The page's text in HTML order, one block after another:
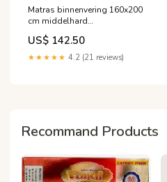
Matras binnenvering 160x200
cm middelhard
Upsell_kaarten
US$ 142.50
★★★★★ 4.2 (21 reviews)
Recommand Products